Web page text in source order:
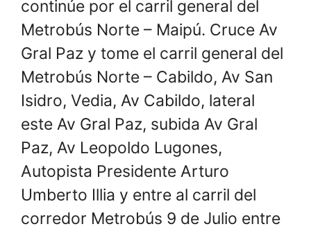
continúe por el carril general del
Metrobús Norte – Maipú. Cruce Av
Gral Paz y tome el carril general del
Metrobús Norte – Cabildo, Av San
Isidro, Vedia, Av Cabildo, lateral
este Av Gral Paz, subida Av Gral
Paz, Av Leopoldo Lugones,
Autopista Presidente Arturo
Umberto Illia y entre al carril del
corredor Metrobús 9 de Julio entre